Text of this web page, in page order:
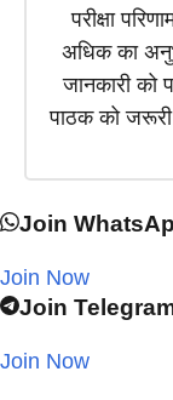
परीक्षा
अधिक का
जानकारी को
पाठक को
Join
Join Now
Join
Join Now